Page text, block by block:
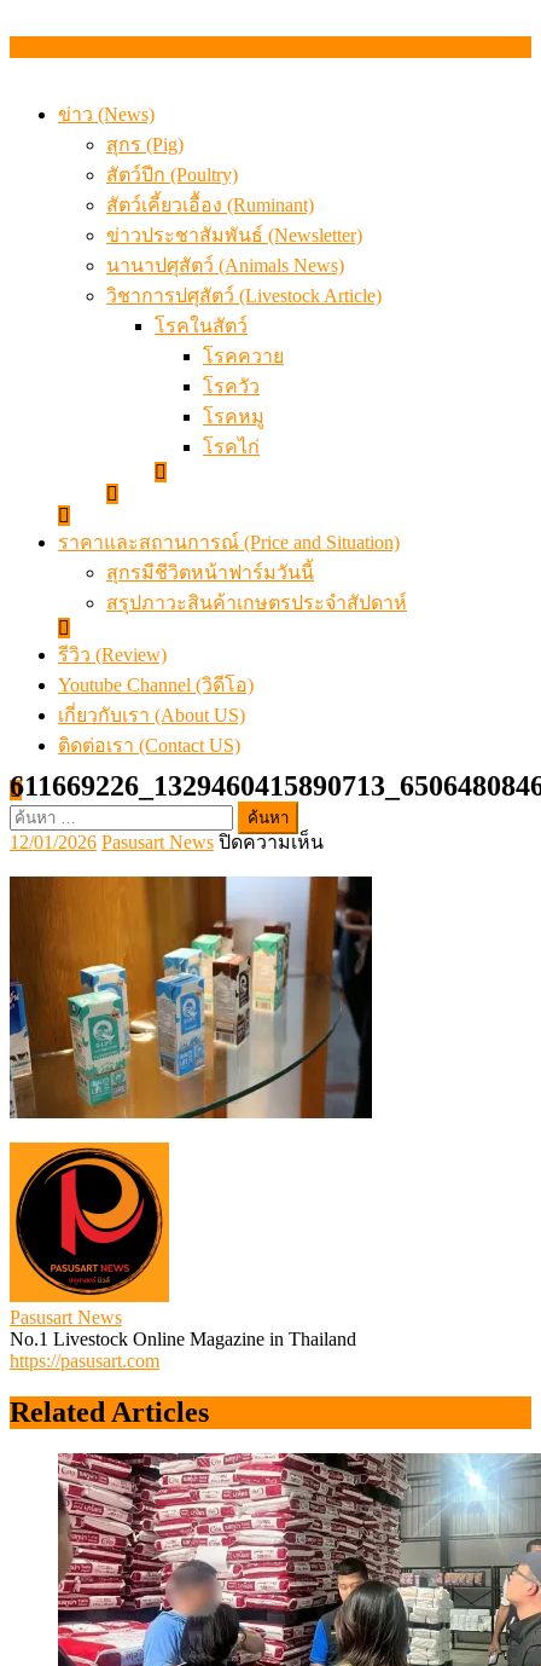
ข่าว (News)
สุกร (Pig)
สัตว์ปีก (Poultry)
สัตว์เคี้ยวเอื้อง (Ruminant)
ข่าวประชาสัมพันธ์ (Newsletter)
นานาปศุสัตว์ (Animals News)
วิชาการปศุสัตว์ (Livestock Article)
โรคในสัตว์
โรคควาย
โรควัว
โรคหมู
โรคไก่
ราคาและสถานการณ์ (Price and Situation)
สุกรมีชีวิตหน้าฟาร์มวันนี้
สรุปภาวะสินค้าเกษตรประจำสัปดาห์
รีวิว (Review)
Youtube Channel (วิดีโอ)
เกี่ยวกับเรา (About US)
ติดต่อเรา (Contact US)
ค้นหา
สำหรับ:
Posted
on
12/01/2026Author
Pasusart News ปิดความเห็นบน
Pasusart News
No.1 Livestock Online Magazine in Thailand
https://pasusart.com
Related Articles